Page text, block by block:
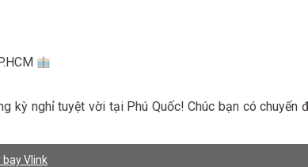
kỳ nghỉ tuyệt vời tại Phú Quốc! Chúc bạn có chuyến
bay Vlink